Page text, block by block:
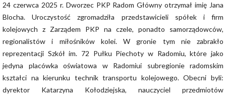
O szkole
Dla ucznia
Dla rodzica
Rekrutacja
Projekty Unijne
24 czerwca 2025 r. Dworzec PKP Radom Główny otrzymał imię Jana
Blocha. Uroczystość zgromadziła przedstawicieli spółek i firm
kolejowych z Zarządem PKP na czele, ponadto samorządowców,
regionalistów i miłośników kolei. W gronie tym nie zabrakło
reprezentacji Szkół im. 72 Pułku Piechoty w Radomiu, które jako
jedyna placówka oświatowa w Radomiui subregionie radomskim
kształci na kierunku technik transportu kolejowego. Obecni byli:
dyrektor Katarzyna Kołodziejska, nauczyciel przedmiotów